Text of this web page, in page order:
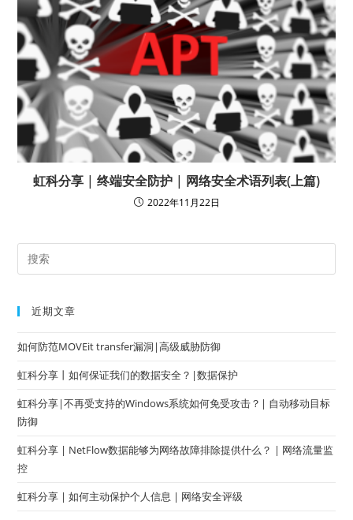
虹科分享 | 终端安全防护 | 网络安全术语列表(上篇)
2022年11月22日
近期文章
如何防范MOVEit transfer漏洞|高级威胁防御
虹科分享丨如何保证我们的数据安全？|数据保护
虹科分享|不再受支持的Windows系统如何免受攻击？| 自动移动目标
防御
虹科分享 | NetFlow数据能够为网络故障排除提供什么？ | 网络流量监
控
虹科分享 | 如何主动保护个人信息 | 网络安全评级